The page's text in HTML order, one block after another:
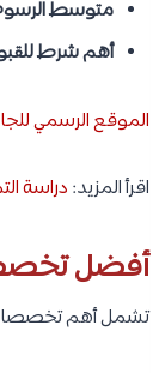
متوسط الرسوم
أهم شرط
الموقع الرسمي
اقرأ المزيد: دراسة
أفضل
تشمل أهم